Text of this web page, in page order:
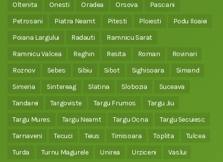
Oltenita
Onesti Oradea Orsova
Pascani
Petrosani
Piatra Neamt Pitesti Ploiesti
Podu Iloaiei
Poiana Largului
Radauti
Ramnicu Sarat
Ramnicu Valcea
Reghin Resita Roman
Rovinari
Roznov
Sebes Sibiu Sibot Sighisoara
Simand
Simeria
Sintereag Slatina Slobozia
Suceava
Tandarei
Targoviste Targu Frumos
Targu Jiu
Targu Mures
Targu Neamt Targu Ocna
Targu Secuiesc
Tarnaveni
Tecuci Teius Timisoara Toplita
Tulcea
Turda
Turnu Magurele Unirea Urziceni
Vaslui